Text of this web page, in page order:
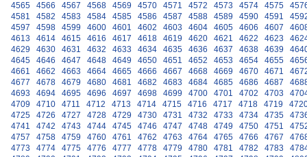
4565
4566 4567 4568 4569 4570 4571 4572 4573 4574 4575
4581
4582 4583 4584 4585 4586 4587 4588 4589 4590 4591
4597
4598 4599 4600 4601 4602 4603 4604 4605 4606 4607
4613
4614 4615 4616 4617 4618 4619 4620 4621 4622 4623
4629
4630 4631 4632 4633 4634 4635 4636 4637 4638 4639
4645
4646 4647 4648 4649 4650 4651 4652 4653 4654 4655
4661
4662 4663 4664 4665 4666 4667 4668 4669 4670 4671
4677
4678 4679 4680 4681 4682 4683 4684 4685 4686 4687
4693
4694 4695 4696 4697 4698 4699 4700 4701 4702 4703
4709
4710 4711 4712 4713 4714 4715 4716 4717 4718 4719
4725
4726 4727 4728 4729 4730 4731 4732 4733 4734 4735
4741
4742 4743 4744 4745 4746 4747 4748 4749 4750 4751
4757
4758 4759 4760 4761 4762 4763 4764 4765 4766 4767
4773
4774 4775 4776 4777 4778 4779 4780 4781 4782 4783